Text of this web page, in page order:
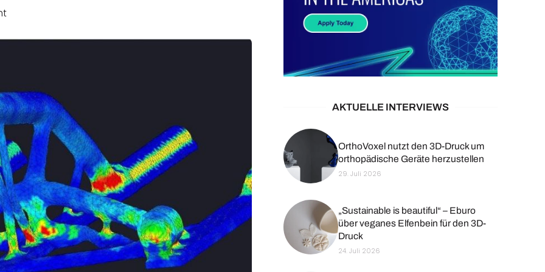
Videos
AKTUELLE INTERVIEWS
OrthoVoxel nutzt den 3D-Druck um
orthopädische Geräte herzustellen
29. Juli 2026
„Sustainable is beautiful“ – Eburo
über veganes Elfenbein für den 3D-
Druck
24. Juli 2026